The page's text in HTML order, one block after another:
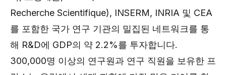
Recherche Scientifique), INSERM, INRIA 및 CEA
를 포함한 국가 연구 기관의 밀집된 네트워크를 통
해 R&D에 GDP의 약 2.2%를 투자합니다.
300,000명 이상의 연구원과 연구 직원을 보유한 프